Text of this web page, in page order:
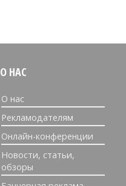
О НАС
О нас
Рекламодателям
Онлайн-конференции
Новости, статьи,
обзоры